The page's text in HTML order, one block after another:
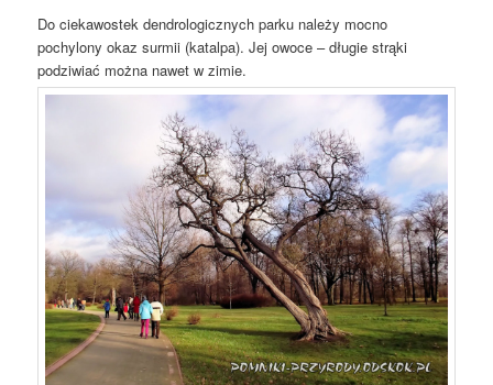
Do ciekawostek dendrologicznych parku należy mocno
pochylony okaz surmii (katalpa). Jej owoce – długie strąki
podziwiać można nawet w zimie.